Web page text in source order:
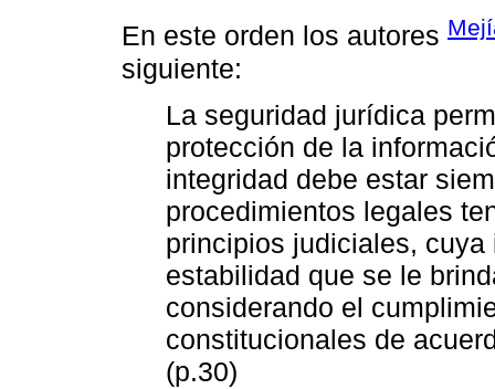
En este orden los autores
siguiente:
La seguridad jurídica
protección de la
integridad debe estar
procedimientos legales
principios judiciales,
estabilidad que se le
considerando el
constitucionales de
(p.30)